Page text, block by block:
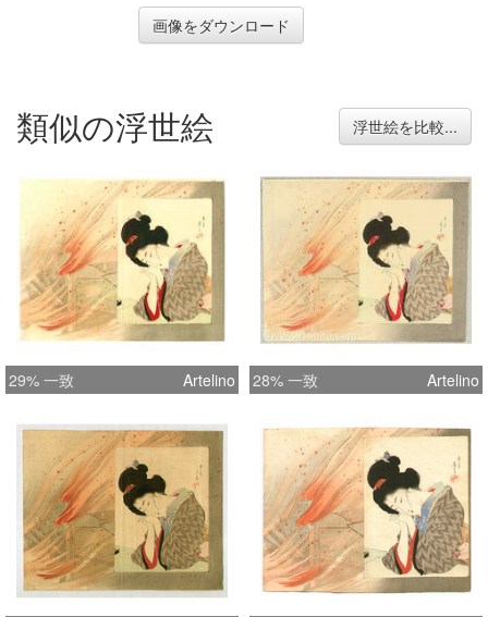
画像をダウンロード
類似の浮世絵 浮世絵を比較...
29% 一致 Artelino 28% 一致 Artelino